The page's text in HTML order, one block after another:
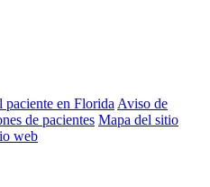
paciente en Florida Aviso de
de pacientes Mapa del sitio
web